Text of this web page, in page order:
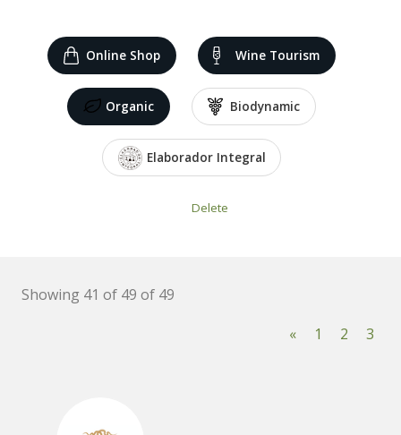
Online Shop Wine Tourism
Organic Biodynamic
Elaborador Integral
Delete
Showing 41 of 49 of 49
«
1 2 3